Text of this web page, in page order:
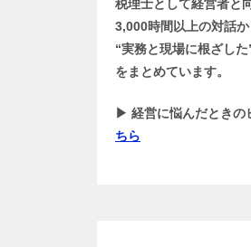
税理士として経営者と
3,000時間以上の対話か
“実務と現場に根ざした
をまとめています。
▶ 経営に悩んだときの
ちら